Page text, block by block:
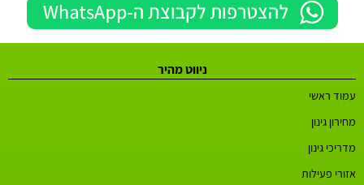
ניווט מהיר
עמוד ראשי
מחירון גינון
מדריכי גינון
אזורי פעילות